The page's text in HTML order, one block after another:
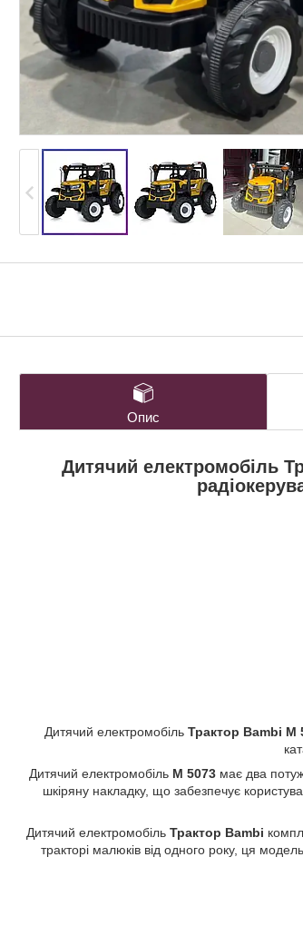
Опис
Дитячий електромобіль
Дитячий електромобіль Трактор Bambi M
Дитячий електромобіль M 5073має два
шкіряну накладку, що забезпечує
Дитячий електромобіль Трактор Bambi
тракторі малюків від одного року, ця